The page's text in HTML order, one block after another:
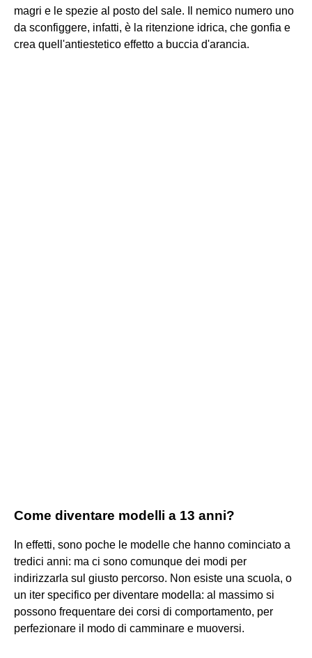
magri e le spezie al posto del sale. Il nemico numero uno
da sconfiggere, infatti, è la ritenzione idrica, che gonfia e
crea quell'antiestetico effetto a buccia d'arancia.
Come diventare modelli a 13 anni?
In effetti, sono poche le modelle che hanno cominciato a
tredici anni: ma ci sono comunque dei modi per
indirizzarla sul giusto percorso. Non esiste una scuola, o
un iter specifico per diventare modella: al massimo si
possono frequentare dei corsi di comportamento, per
perfezionare il modo di camminare e muoversi.